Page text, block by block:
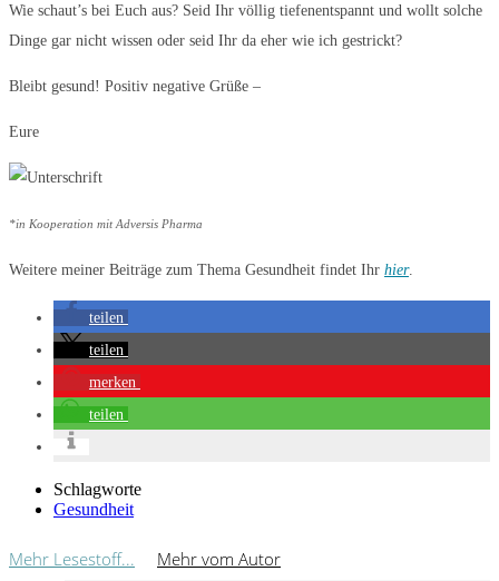
Wie schaut’s bei Euch aus? Seid Ihr völlig tiefenentspannt und wollt solche
Dinge gar nicht wissen oder seid Ihr da eher wie ich gestrickt?
Bleibt gesund! Positiv negative Grüße –
Eure
*in Kooperation mit Adversis Pharma
Weitere meiner Beiträge zum Thema Gesundheit findet Ihr hier.
teilen
teilen
merken
teilen
Schlagworte
Gesundheit
Mehr Lesestoff... Mehr vom Autor